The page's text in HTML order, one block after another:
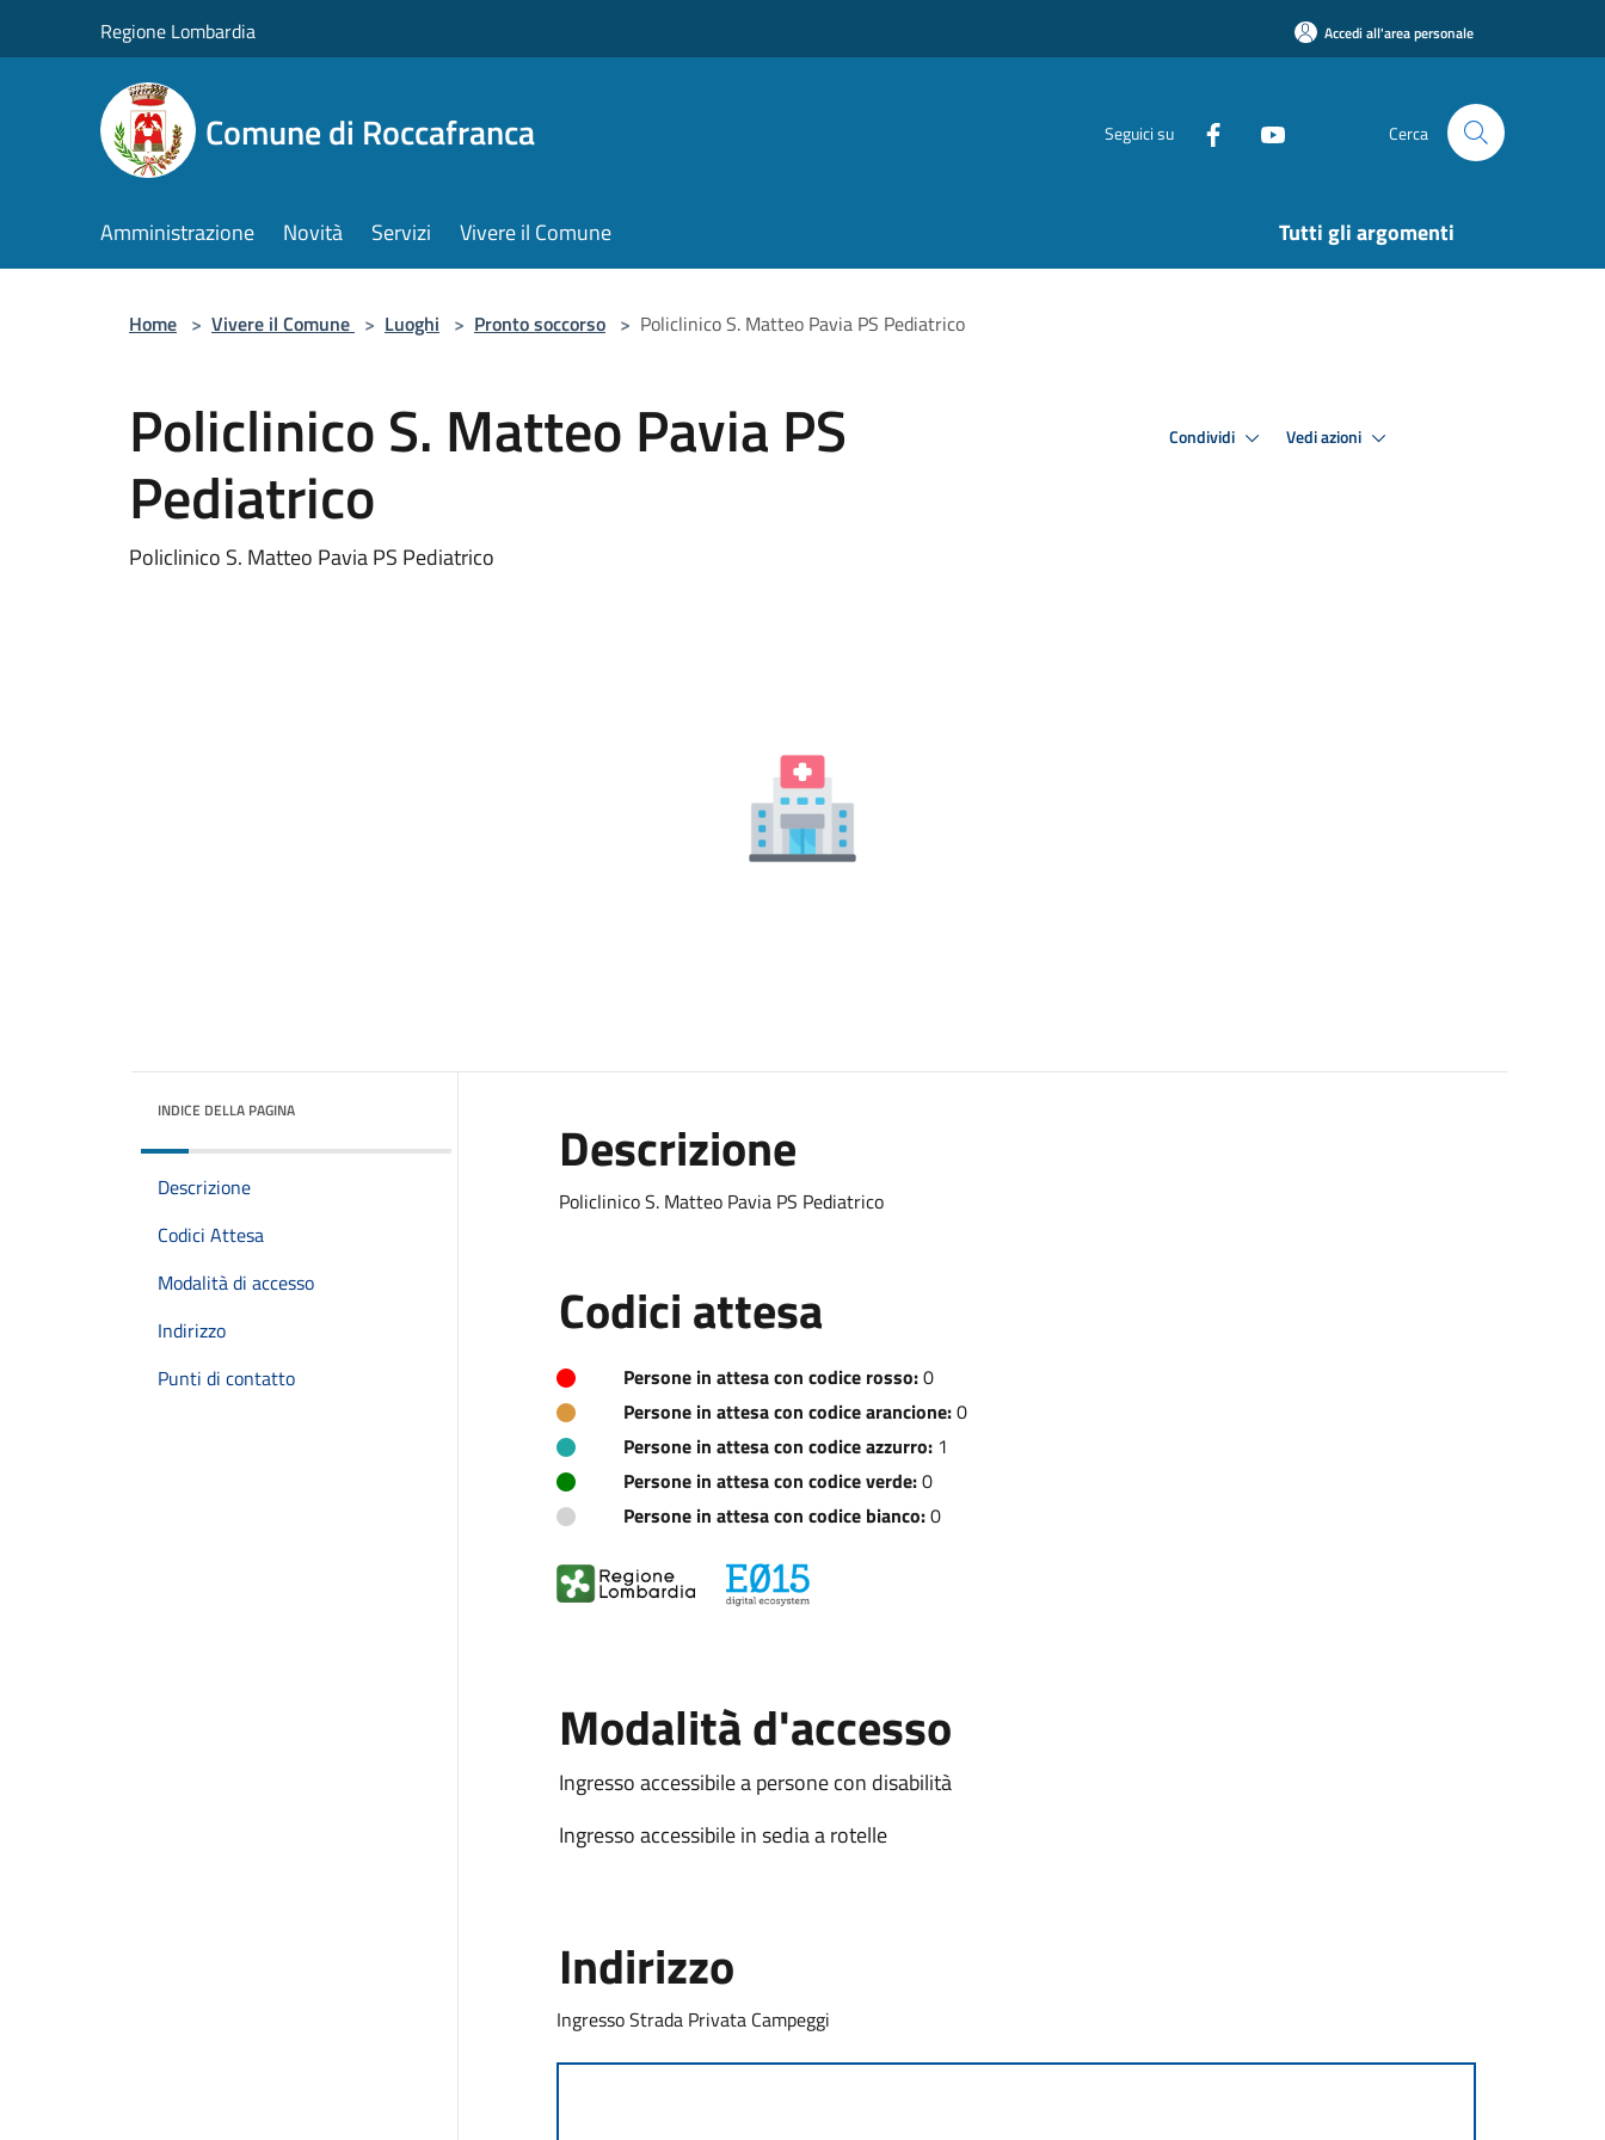
Regione Lombardia Accedi all'area personale
Comune di Roccafranca Seguici su Cerca
Amministrazione Novità Servizi Vivere il Comune Tutti gli argomenti
Home > Vivere il Comune > Luoghi > Pronto soccorso > Policlinico S. Matteo Pavia PS Pediatrico
Policlinico S. Matteo Pavia PS
Pediatrico
Policlinico S. Matteo Pavia PS Pediatrico
Condividi Vedi azioni
INDICE DELLA PAGINA
Descrizione
Codici Attesa
Modalità di accesso
Indirizzo
Punti di contatto
Descrizione
Policlinico S. Matteo Pavia PS Pediatrico
Codici attesa
Persone in attesa con codice rosso:0
Persone in attesa con codice arancione:0
Persone in attesa con codice azzurro:1
Persone in attesa con codice verde:0
Persone in attesa con codice bianco:0
Modalità d'accesso
Ingresso accessibile a persone con disabilità
Ingresso accessibile in sedia a rotelle
Indirizzo
Ingresso Strada Privata Campeggi